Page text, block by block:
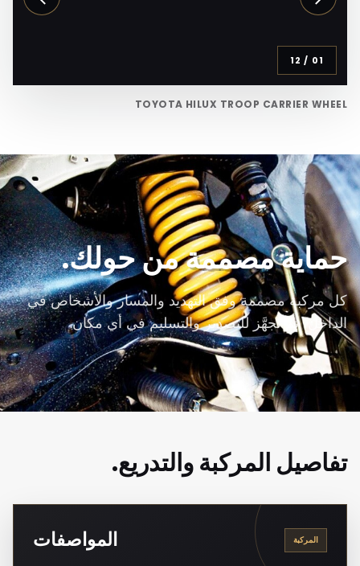
01
/
12
TOYOTA HILUX TROOP CARRIER WHEEL
حماية مصممة من حولك.
كل مركبة مصممة وفق التهديد والمسار والأشخاص في
الداخل، ثم تُجهَّز للتصدير والتسليم في أي مكان.
تفاصيل المركبة والتدريع.
المركبة المواصفات